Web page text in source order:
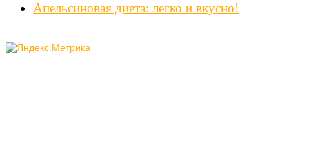
Апельсиновая диета: легко и вкусно!